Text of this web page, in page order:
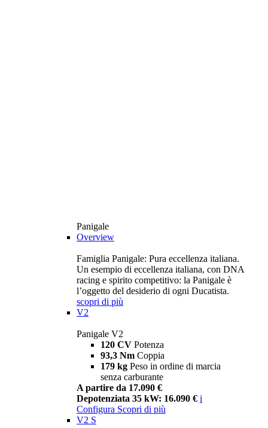
Panigale
Overview
Famiglia Panigale: Pura eccellenza italiana.
Un esempio di eccellenza italiana, con DNA
racing e spirito competitivo: la Panigale è
l’oggetto del desiderio di ogni Ducatista.
scopri di più
V2
Panigale V2
120 CV Potenza
93,3 Nm Coppia
179 kg Peso in ordine di marcia
senza carburante
A partire da 17.090 €
Depotenziata 35 kW: 16.090 € i
Configura Scopri di più
V2 S